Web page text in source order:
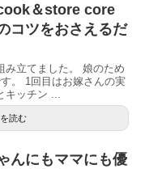
＆store core
コツをおさえるだ
み立てました。 娘のため
。 1回目はお嫁さんの実
ッチン ...
読む
んにもママにも優